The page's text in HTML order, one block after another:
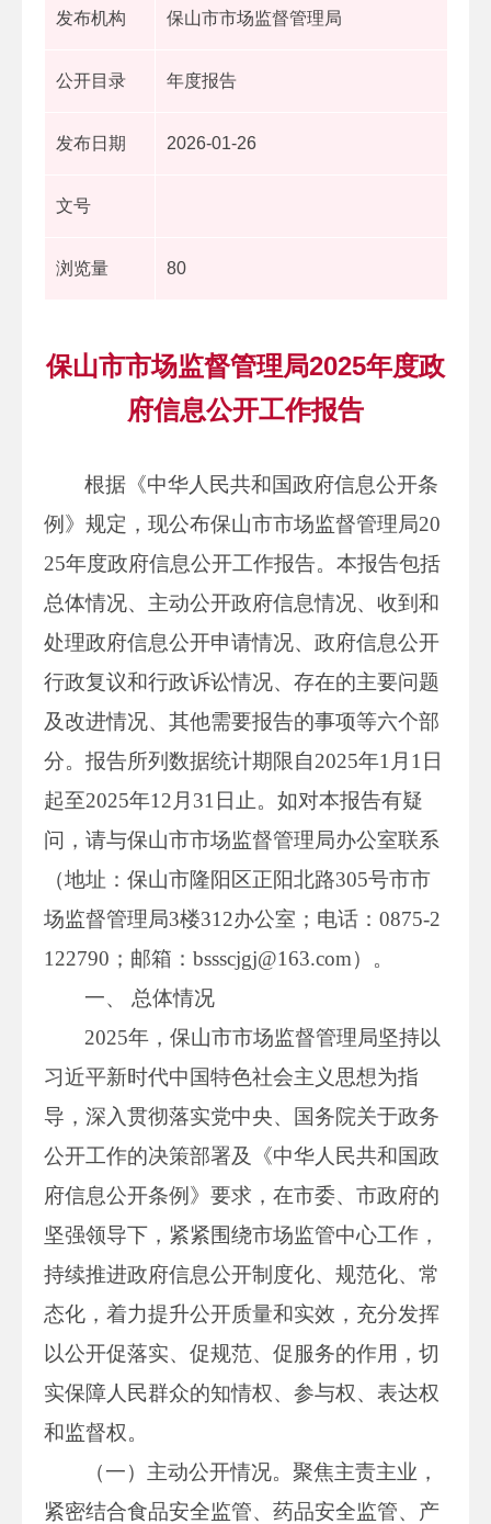
发布机构 保山市市场监督管理局
公开目录 年度报告
发布日期 2026-01-26
文号
浏览量 80
保山市市场监督管理局2025年度政
府信息公开工作报告
根据《中华人民共和国政府信息公开条
例》规定，现公布保山市市场监督管理局20
25年度政府信息公开工作报告。本报告包括
总体情况、主动公开政府信息情况、收到和
处理政府信息公开申请情况、政府信息公开
行政复议和行政诉讼情况、存在的主要问题
及改进情况、其他需要报告的事项等六个部
分。报告所列数据统计期限自2025年1月1日
起至2025年12月31日止。如对本报告有疑
问，请与保山市市场监督管理局办公室联系
（地址：保山市隆阳区正阳北路305号市市
场监督管理局3楼312办公室；电话：0875-2
122790；邮箱：bssscjgj@163.com）。
一、 总体情况
2025年，保山市市场监督管理局坚持以
习近平新时代中国特色社会主义思想为指
导，深入贯彻落实党中央、国务院关于政务
公开工作的决策部署及《中华人民共和国政
府信息公开条例》要求，在市委、市政府的
坚强领导下，紧紧围绕市场监管中心工作，
持续推进政府信息公开制度化、规范化、常
态化，着力提升公开质量和实效，充分发挥
以公开促落实、促规范、促服务的作用，切
实保障人民群众的知情权、参与权、表达权
和监督权。
（一）主动公开情况。聚焦主责主业，
紧密结合食品安全监管、药品安全监管、产